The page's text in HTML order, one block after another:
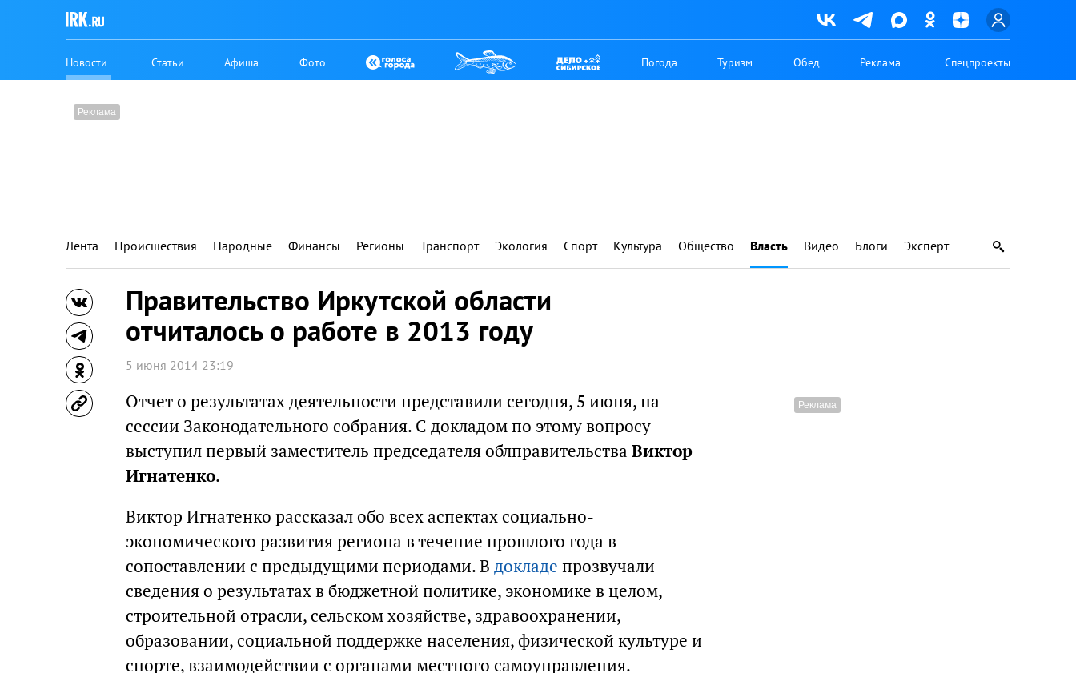
Новости Статьи Афиша Фото Погода Туризм Обед Реклама Спецпроекты
Лента Происшествия Народные Финансы Регионы Транспорт Экология Спорт Культура Общество Власть Видео Блоги Эксперт
Правительство Иркутской области
отчиталось о работе в 2013 году
5 июня 2014 23:19
Отчет о результатах деятельности представили сегодня, 5 июня, на
сессии Законодательного собрания. С докладом по этому вопросу
выступил первый заместитель председателя облправительства Виктор
Игнатенко.
Виктор Игнатенко рассказал обо всех аспектах социально-
экономического развития региона в течение прошлого года в
сопоставлении с предыдущими периодами. В докладе прозвучали
сведения о результатах в бюджетной политике, экономике в целом,
строительной отрасли, сельском хозяйстве, здравоохранении,
образовании, социальной поддержке населения, физической культуре и
спорте, взаимодействии с органами местного самоуправления.